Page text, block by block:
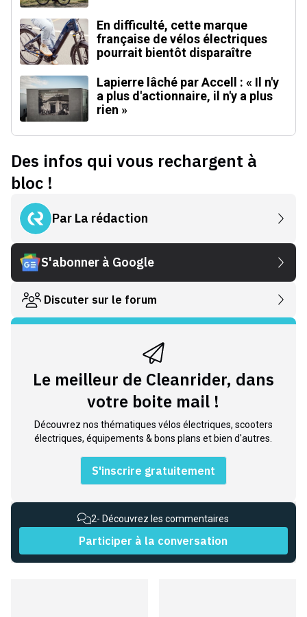
En difficulté, cette marque
française de vélos électriques
pourrait bientôt disparaître
Lapierre lâché par Accell : « Il n'y
a plus d'actionnaire, il n'y a plus
rien »
Des infos qui vous rechargent à
bloc !
Par La rédaction
S'abonner à Google
Discuter sur le forum
Le meilleur de Cleanrider, dans
votre boite mail !
Découvrez nos thématiques vélos électriques, scooters
électriques, équipements & bons plans et bien d'autres.
S'inscrire gratuitement
2- Découvrez les commentaires
Participer à la conversation